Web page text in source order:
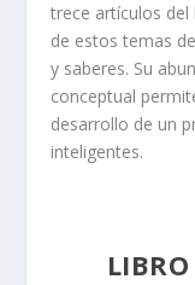
trece artículos
de estos temas
y saberes. Su
conceptual
desarrollo de un
inteligentes.